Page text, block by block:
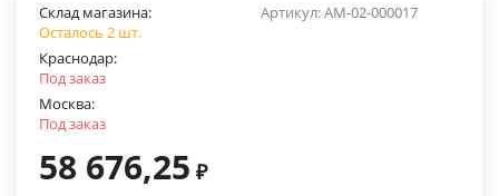
Артикул:AM-02-000017
Склад магазина:
Осталось 2 шт.
Краснодар:
Под заказ
Москва:
Под заказ
58 676,25 ₽